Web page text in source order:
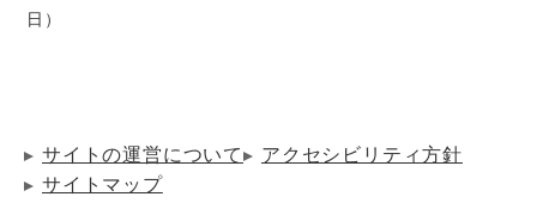
日
サイトの運営について
アクセシビリティ方針
サイトマップ